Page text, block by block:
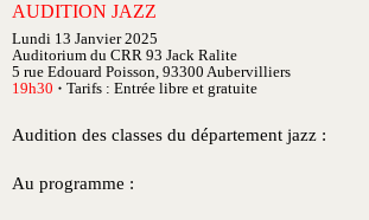
AUDITION JAZZ
Lundi 13 Janvier 2025
Auditorium du CRR 93 Jack Ralite
5 rue Edouard Poisson, 93300 Aubervilliers
19h30
● Tarifs : Entrée libre et gratuite
Audition des classes du département jazz :
Au programme :